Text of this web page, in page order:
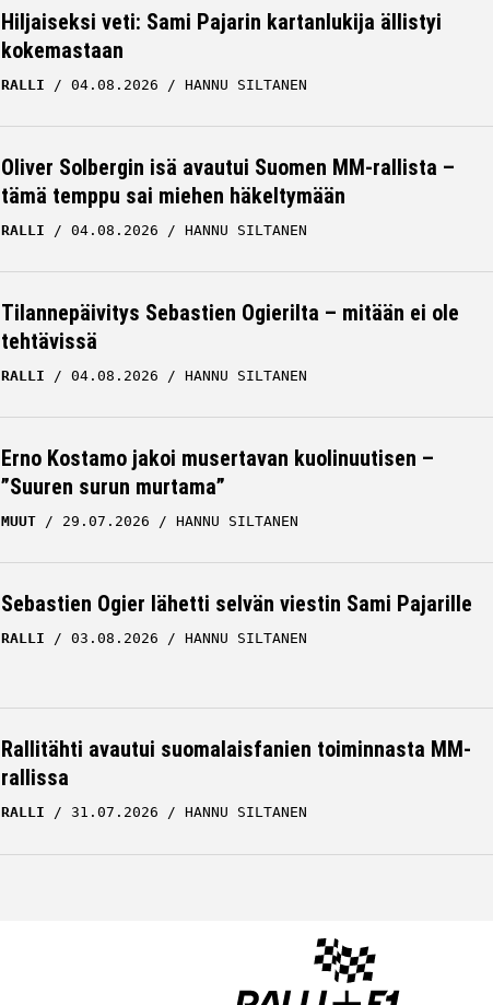
Hiljaiseksi veti: Sami Pajarin kartanlukija ällistyi
kokemastaan
RALLI 04.08.2026 HANNU SILTANEN
Oliver Solbergin isä avautui Suomen MM-rallista –
tämä temppu sai miehen häkeltymään
RALLI 04.08.2026 HANNU SILTANEN
Tilannepäivitys Sebastien Ogierilta – mitään ei ole
tehtävissä
RALLI 04.08.2026 HANNU SILTANEN
Erno Kostamo jakoi musertavan kuolinuutisen –
”Suuren surun murtama”
MUUT 29.07.2026 HANNU SILTANEN
Sebastien Ogier lähetti selvän viestin Sami Pajarille
RALLI 03.08.2026 HANNU SILTANEN
Rallitähti avautui suomalaisfanien toiminnasta MM-
rallissa
RALLI 31.07.2026 HANNU SILTANEN